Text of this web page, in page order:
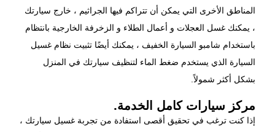
المناطق الأخرى التي يمكن أن تتراكم فيها الجراثيم ، خارج سيارتك
، يمكنك غسل العجلات و أعمال الطلاء و الزخرفة الخارجية بانتظام
باستخدام شامبو السيارة الخفيف ، يمكنك أيضًا تثبيت نظام غسيل
السيارة الذي يستخدم ضغط الماء لتنظيف سيارتك في المنزل
بشكل أكثر شمولاً.
مركز سيارات كامل الخدمة.
إذا كنت ترغب في تحقيق أقصى استفادة من تجربة غسيل سيارتك ،